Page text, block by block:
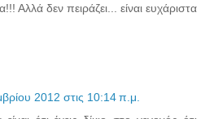
Αλλά δεν πειράζει... είναι ευχάριστα
2012 στις 10:14 π.μ.